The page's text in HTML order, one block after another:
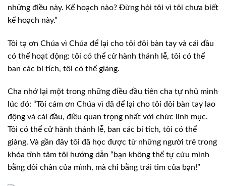
những điều này. Kế hoạch nào? Đừng hỏi tôi vì tôi chưa biết
kế hoạch này.”
Tôi tạ ơn Chúa vì Chúa để lại cho tôi đôi bàn tay và cái đầu
có thể hoạt động: tôi có thể cử hành thánh lễ, tôi có thể
ban các bí tích, tôi có thể giảng.
Cha nhớ lại một trong những điều đầu tiên cha tự nhủ mình
lúc đó: “Tôi cám ơn Chúa vì đã để lại cho tôi đôi bàn tay lao
động và cái đầu, điều quan trọng nhất với chức linh mục.
Tôi có thể cử hành thánh lễ, ban các bí tích, tôi có thể
giảng. Và gần đây tôi đã học được từ những người trẻ trong
khóa tĩnh tâm tôi hướng dẫn “bạn không thể tự cứu mình
bằng đôi chân của mình, mà chỉ bằng trái tim của bạn!”